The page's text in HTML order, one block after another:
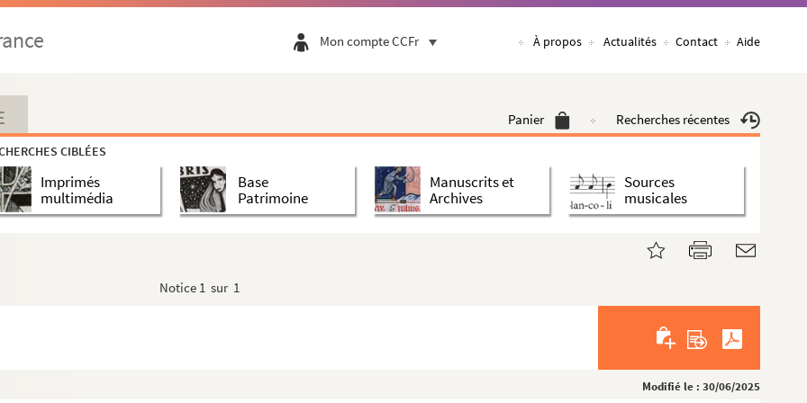
Mon compte CCFr À propos Actualités Contact Aide
Panier Recherches récentes
CIBLÉES
Imprimés
multimédia
Base
Patrimoine
Manuscrits et
Archives
Sources
musicales
Notice 1 sur 1
Modifié le : 30/06/2025